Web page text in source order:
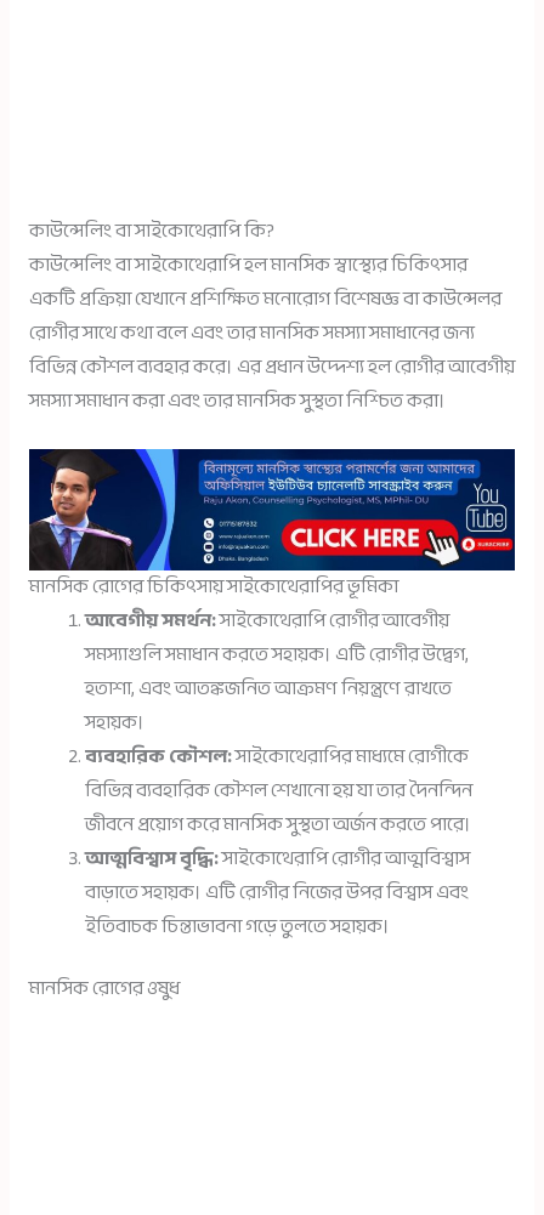
কাউন্সেলিং বা সাইকোথেরাপি কি?
কাউন্সেলিং বা সাইকোথেরাপি হল মানসিক স্বাস্থ্যের চিকিৎসার
একটি প্রক্রিয়া যেখানে প্রশিক্ষিত মনোরোগ বিশেষজ্ঞ বা কাউন্সেলর
রোগীর সাথে কথা বলে এবং তার মানসিক সমস্যা সমাধানের জন্য
বিভিন্ন কৌশল ব্যবহার করে। এর প্রধান উদ্দেশ্য হল রোগীর আবেগীয়
সমস্যা সমাধান করা এবং তার মানসিক সুস্থতা নিশ্চিত করা।
মানসিক রোগের চিকিৎসায় সাইকোথেরাপির ভূমিকা
আবেগীয় সমর্থন:সাইকোথেরাপি রোগীর আবেগীয়
সমস্যাগুলি সমাধান করতে সহায়ক। এটি রোগীর উদ্বেগ,
হতাশা, এবং আতঙ্কজনিত আক্রমণ নিয়ন্ত্রণে রাখতে
সহায়ক।
ব্যবহারিক কৌশল:সাইকোথেরাপির মাধ্যমে রোগীকে
বিভিন্ন ব্যবহারিক কৌশল শেখানো হয় যা তার দৈনন্দিন
জীবনে প্রয়োগ করে মানসিক সুস্থতা অর্জন করতে পারে।
আত্মবিশ্বাস বৃদ্ধি:সাইকোথেরাপি রোগীর আত্মবিশ্বাস
বাড়াতে সহায়ক। এটি রোগীর নিজের উপর বিশ্বাস এবং
ইতিবাচক চিন্তাভাবনা গড়ে তুলতে সহায়ক।
মানসিক রোগের ওষুধ